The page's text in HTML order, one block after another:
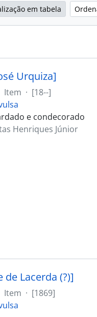
em tabela
Urquiza]
Item · [18--]
e condecorado
Henriques Júnior
Lacerda (?)]
Item · [1869]